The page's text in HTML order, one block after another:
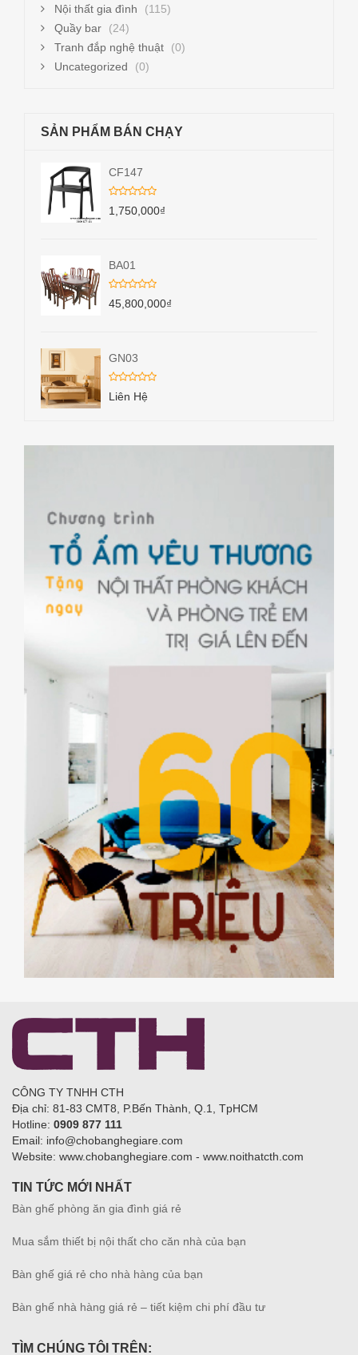
Nội thất gia đình
(115)
Quầy bar
(24)
Tranh đắp nghệ thuật
(0)
Uncategorized
(0)
SẢN PHẨM BÁN CHẠY
CF147
1,750,000₫
BA01
45,800,000₫
GN03
Liên Hệ
CÔNG TY TNHH CTH
Địa chỉ: 81-83 CMT8, P.Bến Thành, Q.1, TpHCM
Hotline: 0909 877 111
Email: info@chobanghegiare.com
Website: www.chobanghegiare.com - www.noithatcth.com
TIN TỨC MỚI NHẤT
Bàn ghế phòng ăn gia đình giá rẻ
Mua sắm thiết bị nội thất cho căn nhà của bạn
Bàn ghế giá rẻ cho nhà hàng của bạn
Bàn ghế nhà hàng giá rẻ – tiết kiệm chi phí đầu tư
TÌM CHÚNG TÔI TRÊN: